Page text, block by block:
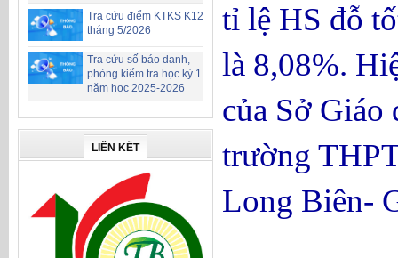
Tra cứu điểm KTKS K12
tháng 5/2026
Tra cứu số báo danh,
phòng kiểm tra học kỳ 1
năm học 2025-2026
LIÊN KẾT
tỉ lệ HS đỗ
là 8,08%.
của Sở
trường
Long Biên-